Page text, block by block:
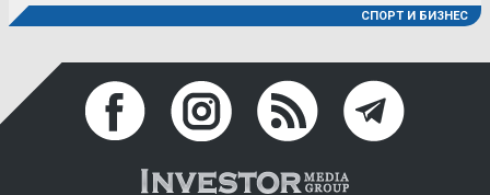
СПОРТ И БИЗНЕС